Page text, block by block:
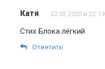
Катя 22.02.2020 в 22:19
Стих Блока лёгкий
Ответить